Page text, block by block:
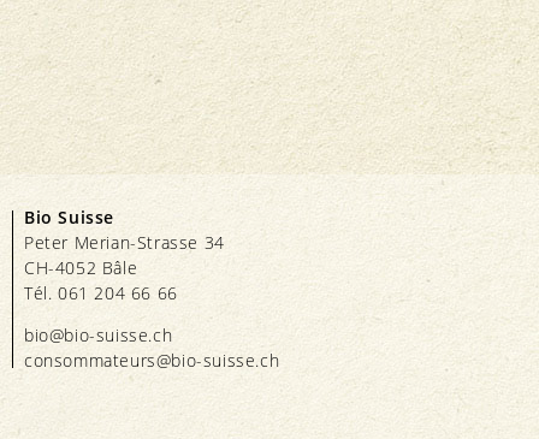
Bio Suisse
Peter Merian-Strasse 34
CH-4052 Bâle
Tél. 061 204 66 66
bio@bio-suisse.ch
consommateurs@bio-suisse.ch